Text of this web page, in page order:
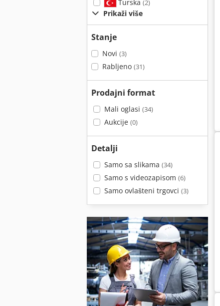
Turska (2)
Prikaži više
Stanje
Novi (3)
Rabljeno (31)
Prodajni format
Mali oglasi (34)
Aukcije (0)
Detalji
Samo sa slikama (34)
Samo s videozapisom (6)
Samo ovlašteni trgovci (3)